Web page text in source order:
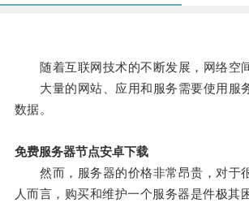
随着互联网技术的不断发展，网络空间
大量的网站、应用和服务需要使用服
数据。
免费服务器节点安卓下载
然而，服务器的价格非常昂贵，对于
人而言，购买和维护一个服务器是件极其